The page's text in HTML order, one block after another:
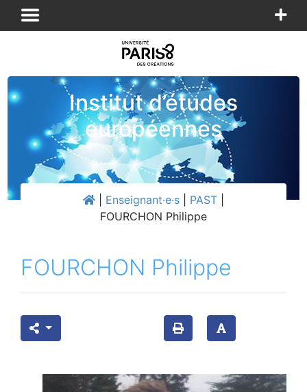
Panneau de gestion des cookies
Institut d’études
européennes
Enseignant·e·s PAST
FOURCHON Philippe
FOURCHON Philippe